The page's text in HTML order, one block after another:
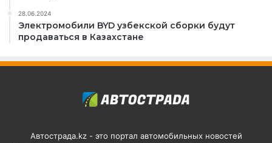
28.06.2024
Электромобили BYD узбекской сборки будут
продаваться в Казахстане
Автострада.kz - это портал автомобильных новостей